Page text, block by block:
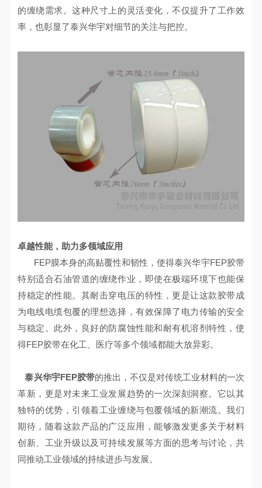
的缠绕需求。这种尺寸上的灵活变化，不仅提升了工作效
率，也彰显了泰兴华宇对细节的关注与把控。
卓越性能，助力多领域应用
FEP膜本身的高贴覆性和韧性，使得泰兴华宇FEP胶带
特别适合石油管道的缠绕作业，即使在极端环境下也能保
持稳定的性能。其耐击穿电压的特性，更是让这款胶带成
为电线电缆包覆的理想选择，有效保障了电力传输的安全
与稳定。此外，良好的防腐蚀性能和耐有机溶剂特性，使
得FEP胶带在化工、医疗等多个领域都能大放异彩。
泰兴华宇FEP胶带的推出，不仅是对传统工业材料的一次
革新，更是对未来工业发展趋势的一次深刻洞察。它以其
独特的优势，引领着工业缠绕与包覆领域的新潮流。我们
期待，随着这款产品的广泛应用，能够激发更多关于材料
创新、工业升级以及可持续发展等方面的思考与讨论，共
同推动工业领域的持续进步与发展。